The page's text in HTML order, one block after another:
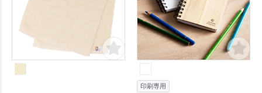
印刷専用